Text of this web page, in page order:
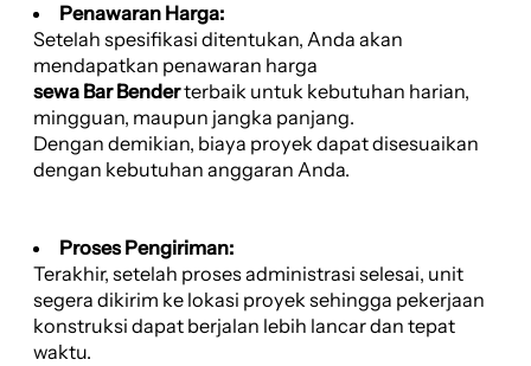
Penawaran Harga:
Setelah spesifikasi ditentukan, Anda akan
mendapatkan penawaran harga
sewa Bar Benderterbaik untuk kebutuhan harian,
mingguan, maupun jangka panjang.
Dengan demikian, biaya proyek dapat disesuaikan
dengan kebutuhan anggaran Anda.
Proses Pengiriman:
Terakhir, setelah proses administrasi selesai, unit
segera dikirim ke lokasi proyek sehingga pekerjaan
konstruksi dapat berjalan lebih lancar dan tepat
waktu.